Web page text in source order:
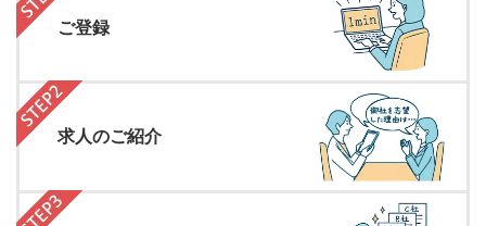
ご登録
求人のご紹介